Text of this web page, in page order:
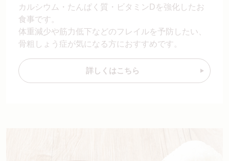
カルシウム・たんぱく質・ビタミンDを強化したお
食事です。
体重減少や筋力低下などのフレイルを予防したい、
骨粗しょう症が気になる方におすすめです。
詳しくはこちら